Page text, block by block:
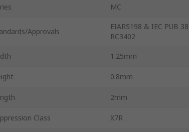
MC
Approvals
EIARS198 & IEC PUB
RC3402
1.25mm
0.8mm
2mm
Class X7R